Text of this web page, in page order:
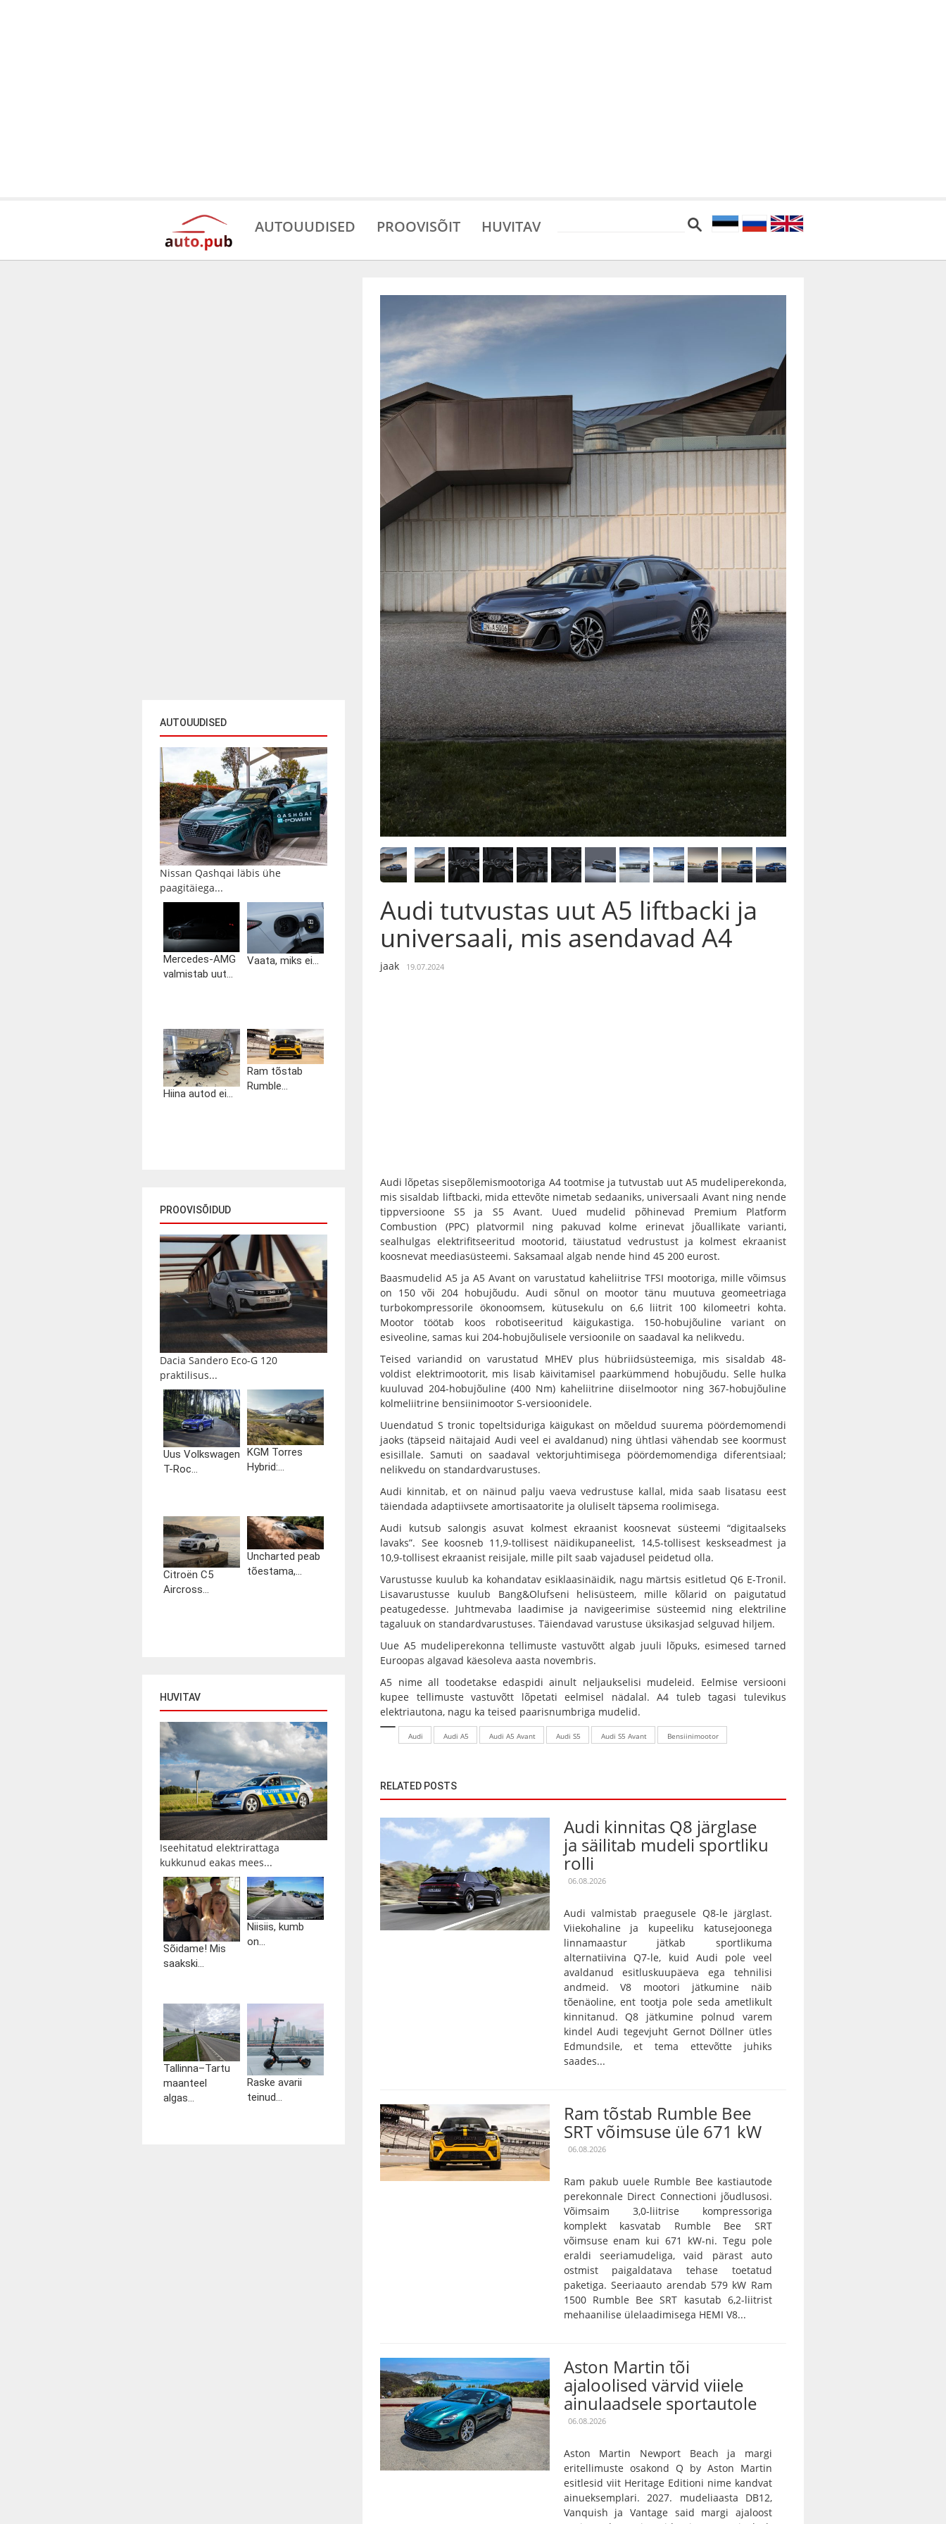
AUTOUUDISED PROOVISÕIT HUVITAV
AUTOUUDISED
Nissan Qashqai läbis ühe
paagitäiega...
Mercedes-AMG
valmistab uut...
Vaata, miks ei...
Hiina autod ei...
Ram tõstab
Rumble...
PROOVISÕIDUD
Dacia Sandero Eco-G 120
praktilisus...
Uus Volkswagen
T-Roc...
KGM Torres
Hybrid:...
Citroën C5
Aircross...
Uncharted peab
tõestama,...
HUVITAV
Iseehitatud elektrirattaga
kukkunud eakas mees...
Sõidame! Mis
saakski...
Niisiis, kumb
on...
Tallinna–Tartu
maanteel
algas...
Raske avarii
teinud...
Audi tutvustas uut A5 liftbacki ja
universaali, mis asendavad A4
jaak 19.07.2024
Audi lõpetas sisepõlemismootoriga A4 tootmise ja tutvustab uut A5 mudeliperekonda,
mis sisaldab liftbacki, mida ettevõte nimetab sedaaniks, universaali Avant ning nende
tippversioone S5 ja S5 Avant. Uued mudelid põhinevad Premium Platform
Combustion (PPC) platvormil ning pakuvad kolme erinevat jõuallikate varianti,
sealhulgas elektrifitseeritud mootorid, täiustatud vedrustust ja kolmest ekraanist
koosnevat meediasüsteemi. Saksamaal algab nende hind 45 200 eurost.
Baasmudelid A5 ja A5 Avant on varustatud kaheliitrise TFSI mootoriga, mille võimsus
on 150 või 204 hobujõudu. Audi sõnul on mootor tänu muutuva geomeetriaga
turbokompressorile ökonoomsem, kütusekulu on 6,6 liitrit 100 kilomeetri kohta.
Mootor töötab koos robotiseeritud käigukastiga. 150-hobujõuline variant on
esiveoline, samas kui 204-hobujõulisele versioonile on saadaval ka nelikvedu.
Teised variandid on varustatud MHEV plus hübriidsüsteemiga, mis sisaldab 48-
voldist elektrimootorit, mis lisab käivitamisel paarkümmend hobujõudu. Selle hulka
kuuluvad 204-hobujõuline (400 Nm) kaheliitrine diiselmootor ning 367-hobujõuline
kolmeliitrine bensiinimootor S-versioonidele.
Uuendatud S tronic topeltsiduriga käigukast on mõeldud suurema pöördemomendi
jaoks (täpseid näitajaid Audi veel ei avaldanud) ning ühtlasi vähendab see koormust
esisillale. Samuti on saadaval vektorjuhtimisega pöördemomendiga diferentsiaal;
nelikvedu on standardvarustuses.
Audi kinnitab, et on näinud palju vaeva vedrustuse kallal, mida saab lisatasu eest
täiendada adaptiivsete amortisaatorite ja oluliselt täpsema roolimisega.
Audi kutsub salongis asuvat kolmest ekraanist koosnevat süsteemi “digitaalseks
lavaks”. See koosneb 11,9-tollisest näidikupaneelist, 14,5-tollisest keskseadmest ja
10,9-tollisest ekraanist reisijale, mille pilt saab vajadusel peidetud olla.
Varustusse kuulub ka kohandatav esiklaasinäidik, nagu märtsis esitletud Q6 E-Tronil.
Lisavarustusse kuulub Bang&Olufseni helisüsteem, mille kõlarid on paigutatud
peatugedesse. Juhtmevaba laadimise ja navigeerimise süsteemid ning elektriline
tagaluuk on standardvarustuses. Täiendavad varustuse üksikasjad selguvad hiljem.
Uue A5 mudeliperekonna tellimuste vastuvõtt algab juuli lõpuks, esimesed tarned
Euroopas algavad käesoleva aasta novembris.
A5 nime all toodetakse edaspidi ainult neljaukselisi mudeleid. Eelmise versiooni
kupee tellimuste vastuvõtt lõpetati eelmisel nädalal. A4 tuleb tagasi tulevikus
elektriautona, nagu ka teised paarisnumbriga mudelid.
Audi Audi A5 Audi A5 Avant Audi S5 Audi S5 Avant Bensiinimootor
RELATED POSTS
Audi kinnitas Q8 järglase
ja säilitab mudeli sportliku
rolli
06.08.2026
Audi valmistab praegusele Q8-le järglast.
Viiekohaline ja kupeeliku katusejoonega
linnamaastur jätkab sportlikuma
alternatiivina Q7-le, kuid Audi pole veel
avaldanud esitluskuupäeva ega tehnilisi
andmeid. V8 mootori jätkumine näib
tõenäoline, ent tootja pole seda ametlikult
kinnitanud. Q8 jätkumine polnud varem
kindel Audi tegevjuht Gernot Döllner ütles
Edmundsile, et tema ettevõtte juhiks
saades...
Ram tõstab Rumble Bee
SRT võimsuse üle 671 kW
06.08.2026
Ram pakub uuele Rumble Bee kastiautode
perekonnale Direct Connectioni jõudlusosi.
Võimsaim 3,0-liitrise kompressoriga
komplekt kasvatab Rumble Bee SRT
võimsuse enam kui 671 kW-ni. Tegu pole
eraldi seeriamudeliga, vaid pärast auto
ostmist paigaldatava tehase toetatud
paketiga. Seeriaauto arendab 579 kW Ram
1500 Rumble Bee SRT kasutab 6,2-liitrist
mehaanilise ülelaadimisega HEMI V8...
Aston Martin tõi
ajaloolised värvid viiele
ainulaadsele sportautole
06.08.2026
Aston Martin Newport Beach ja margi
eritellimuste osakond Q by Aston Martin
esitlesid viit Heritage Editioni nime kandvat
ainueksemplari. 2027. mudeliaasta DB12,
Vanquish ja Vantage said margi ajaloost